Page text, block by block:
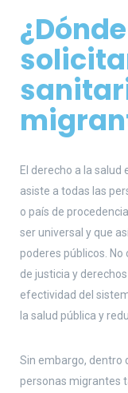
El derecho a la
asiste a todas las
o país de
ser universal y que
poderes públicos.
de justicia y
efectividad del
la salud pública y
Sin embargo, dentro
personas migrantes